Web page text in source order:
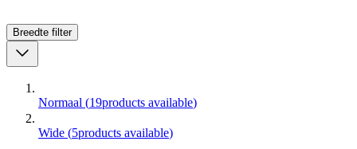
Breedte filter
Normaal (19products available)
Wide (5products available)